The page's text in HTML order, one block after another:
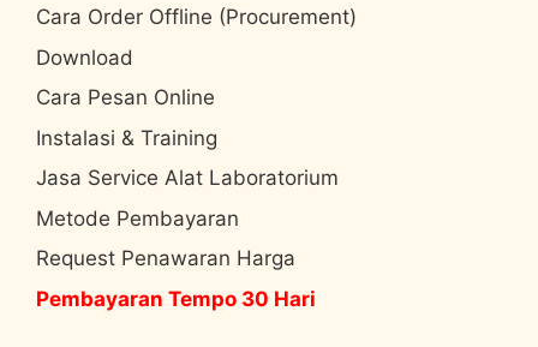
Cara Order Offline (Procurement)
Download
Cara Pesan Online
Instalasi & Training
Jasa Service Alat Laboratorium
Metode Pembayaran
Request Penawaran Harga
Pembayaran Tempo 30 Hari